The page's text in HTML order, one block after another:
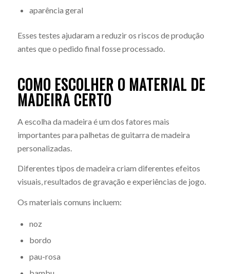
aparência geral
Esses testes ajudaram a reduzir os riscos de produção
antes que o pedido final fosse processado.
COMO ESCOLHER O MATERIAL DE
MADEIRA CERTO
A escolha da madeira é um dos fatores mais
importantes para palhetas de guitarra de madeira
personalizadas.
Diferentes tipos de madeira criam diferentes efeitos
visuais, resultados de gravação e experiências de jogo.
Os materiais comuns incluem:
noz
bordo
pau-rosa